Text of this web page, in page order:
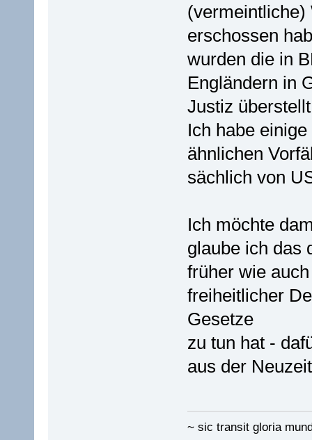
(vermeintliche)
erschossen
wurden die in
Engländern in
Justiz
Ich habe
ähnlichen
sächlich von
Ich möchte
glaube ich das
früher wie
freiheitlicher
Gesetze
zu tun hat -
aus der
~ sic transit gloria